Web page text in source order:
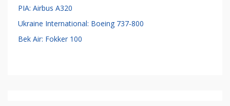
PIA: Airbus A320
Ukraine International: Boeing 737-800
Bek Air: Fokker 100